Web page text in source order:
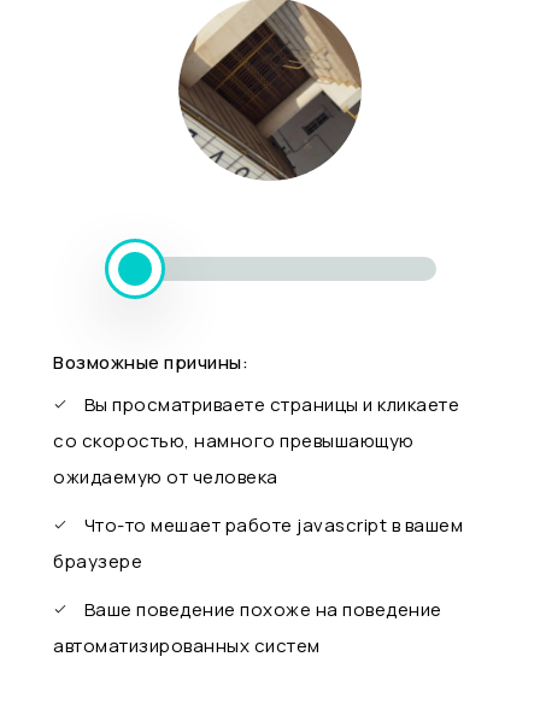
Возможные причины:
Вы просматриваете страницы и кликаете
со скоростью, намного превышающую
ожидаемую от человека
Что-то мешает работе javascript в вашем
браузере
Ваше поведение похоже на поведение
автоматизированных систем